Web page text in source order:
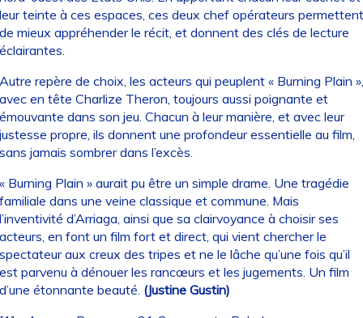
teinte à ces espaces, ces deux chef opérateurs permettent
mieux appréhender le récit, et donnent des clés de lecture
repère de choix, les acteurs qui peuplent « Burning Plain »,
en tête Charlize Theron, toujours aussi poignante et
dans son jeu. Chacun à leur manière, et avec leur
propre, ils donnent une profondeur essentielle au film,
jamais sombrer dans l’excès.
Burning Plain » aurait pu être un simple drame. Une tragédie
dans une veine classique et commune. Mais
d’Arriaga, ainsi que sa clairvoyance à choisir ses
en font un film fort et direct, qui vient chercher le
aux creux des tripes et ne le lâche qu’une fois qu’il
parvenu à dénouer les rancœurs et les jugements. Un film
étonnante beauté. (Justine Gustin)